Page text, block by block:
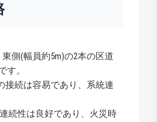
側(幅員約5m)の2本の区道
す。
接続は容易であり、系統連
続性は良好であり、火災時